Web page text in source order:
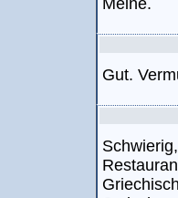
Meine.
Gut.